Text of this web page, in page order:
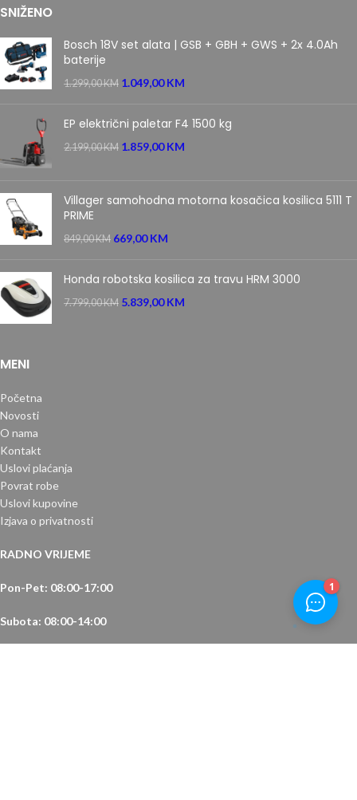
SNIŽENO
Bosch 18V set alata | GSB + GBH + GWS + 2x 4.0Ah
baterije
1.299,00KM 1.049,00KM
EP električni paletar F4 1500 kg
2.199,00KM 1.859,00KM
Villager samohodna motorna kosačica kosilica 5111 T
PRIME
849,00KM 669,00KM
Honda robotska kosilica za travu HRM 3000
7.799,00KM 5.839,00KM
MENI
Početna
Novosti
O nama
Kontakt
Uslovi plaćanja
Povrat robe
Uslovi kupovine
Izjava o privatnosti
RADNO VRIJEME
Pon-Pet: 08:00-17:00
Subota: 08:00-14:00